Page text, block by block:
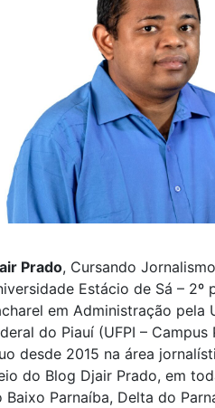
Prado, Cursando
Estácio de Sá – 2º
em Administração pela
do Piauí (UFPI – Campus
desde 2015 na área
do Blog Djair Prado, em
Baixo Parnaíba, Delta do